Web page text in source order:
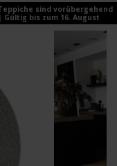
sind vorübergehend
bis zum 16. August